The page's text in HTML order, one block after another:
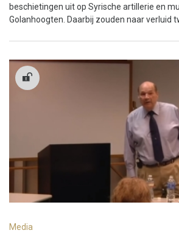
beschietingen uit op Syrische artillerie en
Golanhoogten. Daarbij zouden naar verluid
Media